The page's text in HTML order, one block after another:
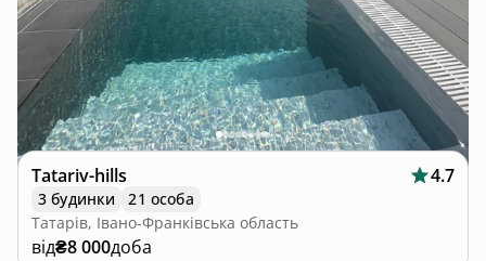
Tatariv-hills 4.7
3 будинки
21 особа
Татарів, Івано-Франківська область
від₴8 000доба